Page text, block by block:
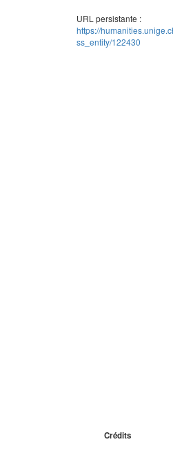
URL persistante :
https://
ss_entity/122430
Crédits